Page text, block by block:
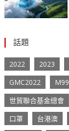
話題
2022 2023
GMC2022
M99
世貿聯合基金總會
口罩
台港澳